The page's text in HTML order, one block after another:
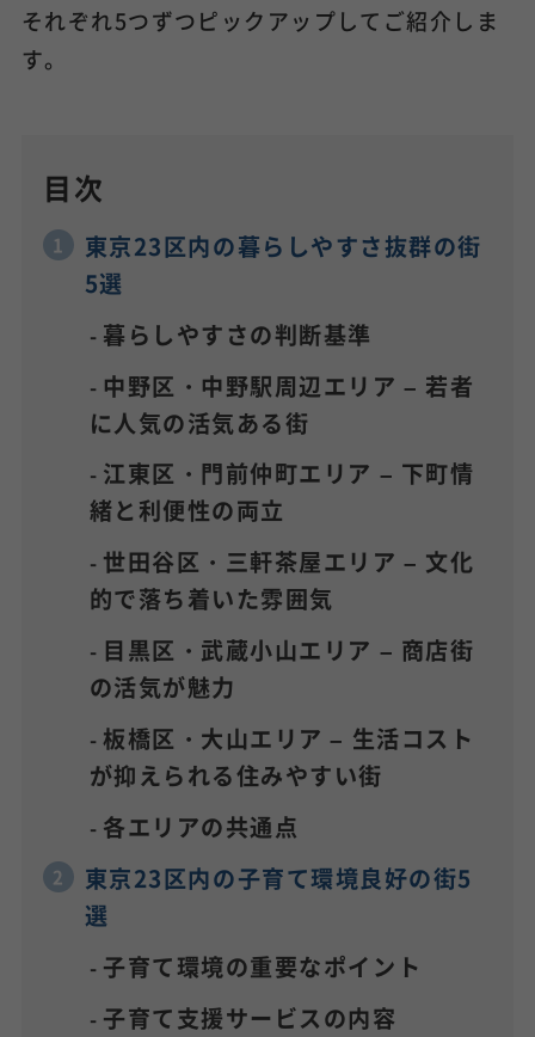
それぞれ5つずつピックアップしてご紹介しま
す。
目次
東京23区内の暮らしやすさ抜群の街
5選
暮らしやすさの判断基準
中野区・中野駅周辺エリア – 若者
に人気の活気ある街
江東区・門前仲町エリア – 下町情
緒と利便性の両立
世田谷区・三軒茶屋エリア – 文化
的で落ち着いた雰囲気
目黒区・武蔵小山エリア – 商店街
の活気が魅力
板橋区・大山エリア – 生活コスト
が抑えられる住みやすい街
各エリアの共通点
東京23区内の子育て環境良好の街5
選
子育て環境の重要なポイント
子育て支援サービスの内容